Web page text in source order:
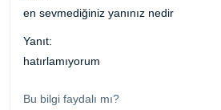
en sevmediğiniz yanınız nedir
Yanıt:
hatırlamıyorum
Bu bilgi faydalı mı?